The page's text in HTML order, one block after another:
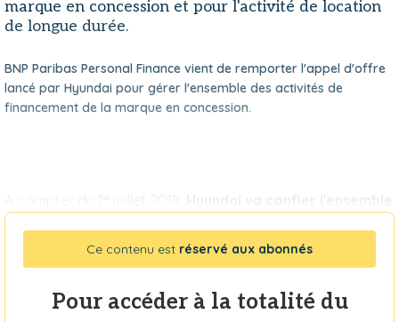
marque en concession et pour l'activité de location
de longue durée.
BNP Paribas Personal Finance vient de remporter l'appel d'offre
lancé par Hyundai pour gérer l'ensemble des activités de
financement de la marque en concession.
A compter du 1 juillet 2018, Hyundai va confier l'ensemble
Ce contenu est réservé aux abonnés
Pour accéder à la totalité du